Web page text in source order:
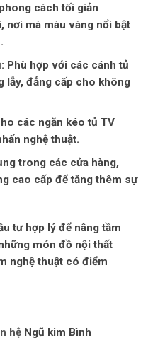
cách tối giản
nơi mà màu vàng nổi bật
Phù hợp với các cánh tủ
lẫy, đẳng cấp cho không
các ngăn kéo tủ TV
nghệ thuật.
trong các cửa hàng,
cao cấp để tăng thêm sự
tư hợp lý để nâng tầm
món đồ nội thất
nghệ thuật có điểm
hệ Ngũ kim Bình